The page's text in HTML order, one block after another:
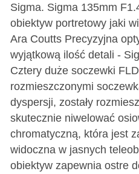
Sigma. Sigma 135mm
obiektyw portretowy jaki
Ara Coutts Precyzyjna
wyjątkową ilość detali -
Cztery duże soczewki
rozmieszczonymi
dyspersji, zostały
skutecznie niwelować
chromatyczną, która jest
widoczna w jasnych
obiektyw zapewnia ostre